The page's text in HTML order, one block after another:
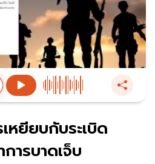
หยียบกับระเบิด
ารบาดเจ็บ